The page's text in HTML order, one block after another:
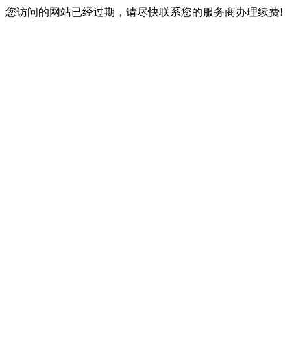
您访问的网站已经过期，请尽快联系您的服务商办理续费!